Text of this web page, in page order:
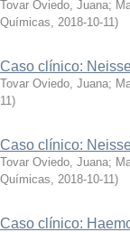
Tovar Oviedo, Juana;
Químicas, 2018-10-11)
Caso clínico:
Tovar Oviedo, Juana;
11)
Caso clínico:
Tovar Oviedo, Juana;
Químicas, 2018-10-11)
Caso clínico: